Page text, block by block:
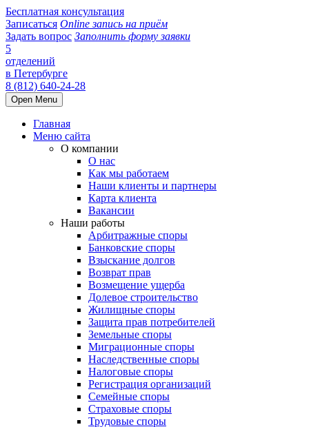
Бесплатная консультация
Записаться Online запись на приём
Задать вопрос Заполнить форму заявки
5
отделений
в Петербурге
8 (812) 640-24-28
Open Menu
Главная
Меню сайта
О компании
О нас
Как мы работаем
Наши клиенты и партнеры
Карта клиента
Вакансии
Наши работы
Арбитражные споры
Банковские споры
Взыскание долгов
Возврат прав
Возмещение ущерба
Долевое строительство
Жилищные споры
Защита прав потребителей
Земельные споры
Миграционные споры
Наследственные споры
Налоговые споры
Регистрация организаций
Семейные споры
Страховые споры
Трудовые споры